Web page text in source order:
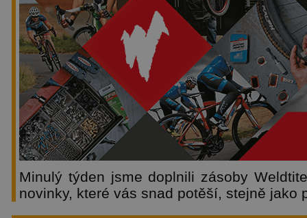
Minulý týden jsme doplnili zásoby
novinky, které vás snad potěší, stejně jako